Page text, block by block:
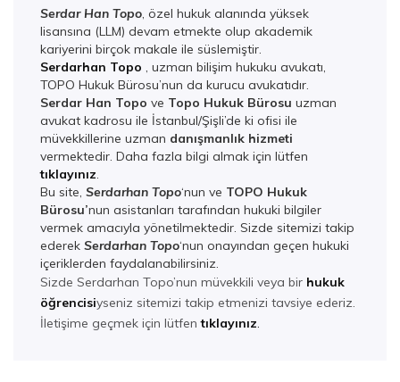
Serdar Han Topo, özel hukuk alanında yüksek
lisansına (LLM) devam etmekte olup akademik
kariyerini birçok makale ile süslemiştir.
Serdarhan Topo , uzman bilişim hukuku avukatı,
TOPO Hukuk Bürosu’nun da kurucu avukatıdır.
Serdar Han Topo ve Topo Hukuk Bürosu uzman
avukat kadrosu ile İstanbul/Şişli’de ki ofisi ile
müvekkillerine uzman danışmanlık hizmeti
vermektedir. Daha fazla bilgi almak için lütfen
tıklayınız.
Bu site, Serdarhan Topo‘nun ve TOPO Hukuk
Bürosu’nun asistanları tarafından hukuki bilgiler
vermek amacıyla yönetilmektedir. Sizde sitemizi takip
ederek Serdarhan Topo‘nun onayından geçen hukuki
içeriklerden faydalanabilirsiniz.
Sizde Serdarhan Topo’nun müvekkili veya bir hukuk
öğrencisiyseniz sitemizi takip etmenizi tavsiye ederiz.
İletişime geçmek için lütfentıklayınız.